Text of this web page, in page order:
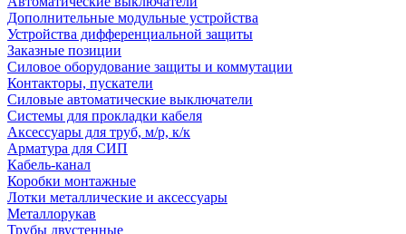
Дополнительные модульные устройства
Устройства дифференциальной защиты
Заказные позиции
Силовое оборудование защиты и коммутации
Контакторы, пускатели
Силовые автоматические выключатели
Системы для прокладки кабеля
Аксессуары для труб, м/р, к/к
Арматура для СИП
Кабель-канал
Коробки монтажные
Лотки металлические и аксессуары
Металлорукав
Трубы двустенные